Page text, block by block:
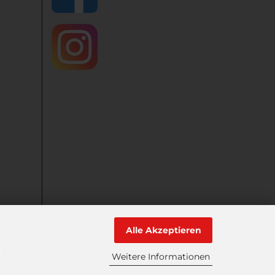
Alle Akzeptieren
Weitere Informationen